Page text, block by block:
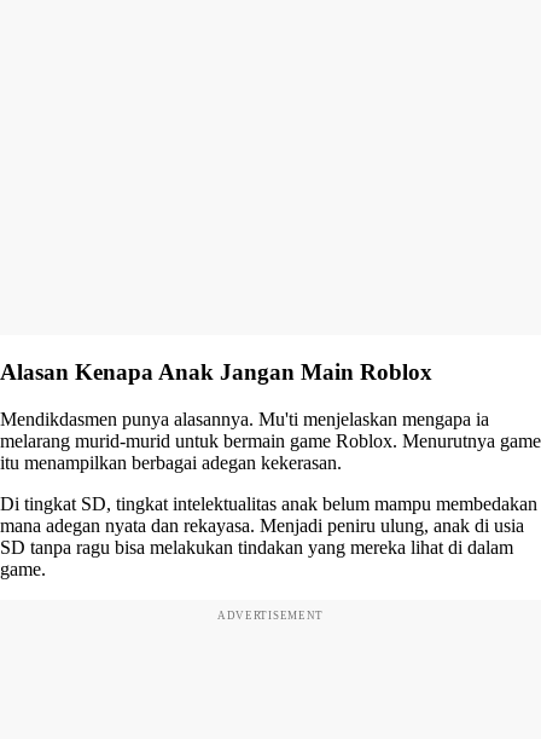
Alasan Kenapa Anak Jangan Main Roblox
Mendikdasmen punya alasannya. Mu'ti menjelaskan mengapa ia
melarang murid-murid untuk bermain game Roblox. Menurutnya game
itu menampilkan berbagai adegan kekerasan.
Di tingkat SD, tingkat intelektualitas anak belum mampu membedakan
mana adegan nyata dan rekayasa. Menjadi peniru ulung, anak di usia
SD tanpa ragu bisa melakukan tindakan yang mereka lihat di dalam
game.
ADVERTISEMENT